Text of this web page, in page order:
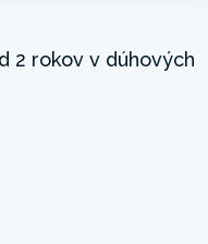
2 rokov v dúhových